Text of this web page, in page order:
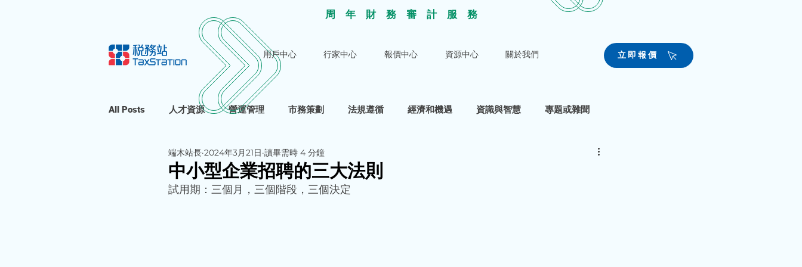
​周年財務審計服 務
用戶中心 行家中心 報價中心 資源中心 關於我們 立即報價
All Posts 人才資源 營運管理 市務策劃 法規遵循 經濟和機遇 資識與智慧 專題或雜聞
中小型企業招聘的三大法則
端木站長 2024年3月21日 讀畢需時 4 分鐘
試用期：三個月，三個階段，三個決定